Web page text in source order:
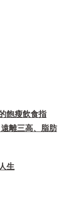
飽瘦飲食指
離三高、脂肪
生